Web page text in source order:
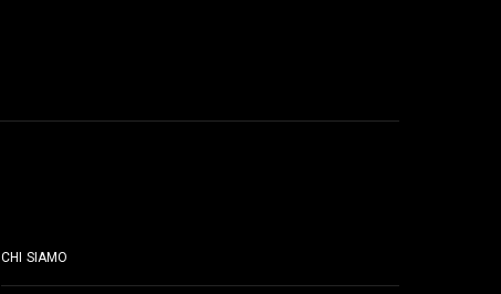
CHI SIAMO